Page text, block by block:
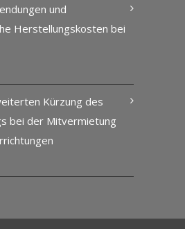
und
Herstellungskosten bei
Kürzung des
bei der Mitvermietung